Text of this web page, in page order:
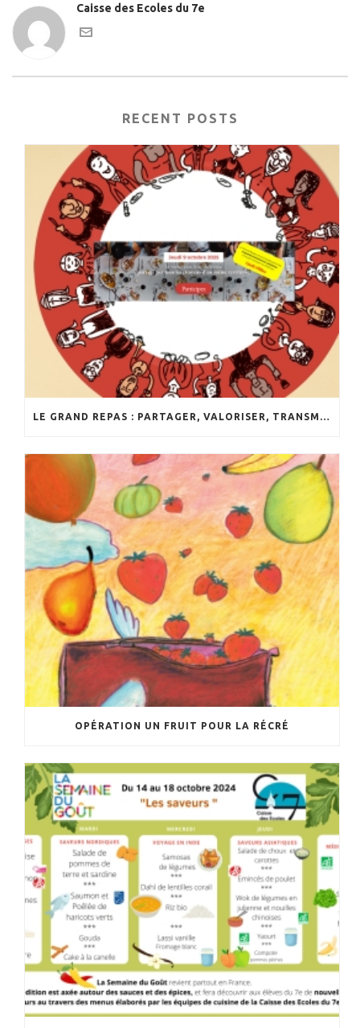
Caisse des Ecoles du 7e
RECENT POSTS
LE GRAND REPAS : PARTAGER, VALORISER, TRANSMETTRE
OPÉRATION UN FRUIT POUR LA RÉCRÉ